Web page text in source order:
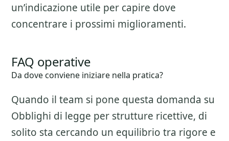
un’indicazione utile per capire dove
concentrare i prossimi miglioramenti.
FAQ operative
Da dove conviene iniziare nella pratica?
Quando il team si pone questa domanda su
Obblighi di legge per strutture ricettive, di
solito sta cercando un equilibrio tra rigore e